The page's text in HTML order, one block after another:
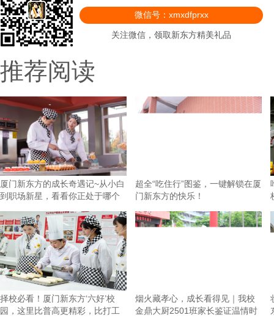
微信号：xmxdfprxx
关注微信，领取新东方精美礼品
推荐阅读
厦门新东方的成长奇遇记~从小白
到职场新星，看看你正处于哪个
超全“吃住行”图鉴，一键解锁在厦
门新东方的快乐！
择校必看！厦门新东方‘六好’校
园，这里比普高更精彩，比打工
烟火藏孝心，成长看得见｜我校
金鼎大厨2501班家长鉴证温情时